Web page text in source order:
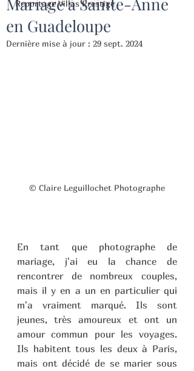
Reportage Villas Prestige
en Guadeloupe
Dernière mise à jour : 29 sept. 2024
© Claire Leguillochet Photographe
En tant que photographe de
mariage, j'ai eu la chance de
rencontrer de nombreux couples,
mais il y en a un en particulier qui
m'a vraiment marqué. Ils sont
jeunes, très amoureux et ont un
amour commun pour les voyages.
Ils habitent tous les deux à Paris,
mais ont décidé de se marier sous